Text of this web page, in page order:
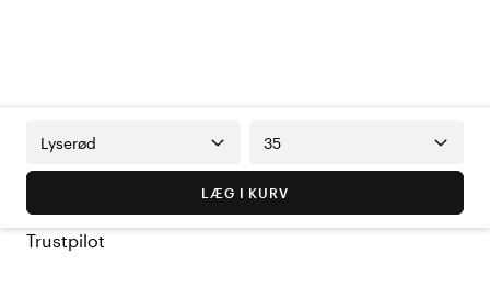
Lyserød 35
LÆG I KURV
Trustpilot